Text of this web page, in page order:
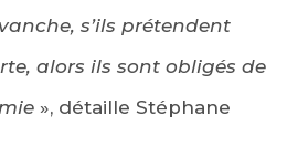
s’ils prétendent
alors ils sont obligés de
», détaille Stéphane